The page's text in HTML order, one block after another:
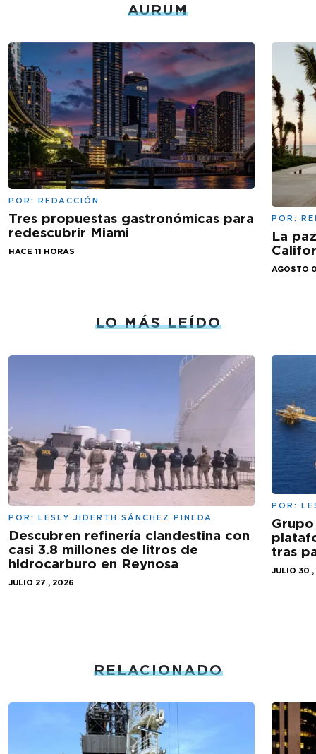
AURUM
POR: REDACCIÓN
Tres propuestas gastronómicas para
redescubrir Miami
HACE 11 HORAS
POR:
La
AGOSTO
LO MÁS LEÍDO
POR: LESLY JIDERTH SÁNCHEZ PINEDA
Descubren refinería clandestina con
casi 3.8 millones de litros de
hidrocarburo en Reynosa
JULIO 27 , 2026
POR:
tras
JULIO 30
RELACIONADO